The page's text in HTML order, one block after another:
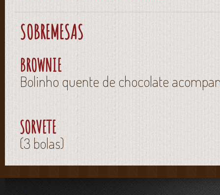
SOBREMESAS
BROWNIE
Bolinho quente de chocolate
SORVETE
(3 bolas)